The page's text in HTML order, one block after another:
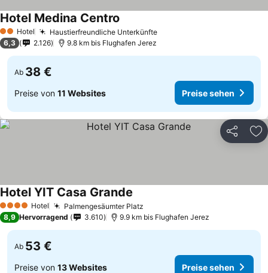
2 Sterne
Hotel Haustierfreundliche Unterkünfte
Hotel Medina Centro
6,3 2.126 9.8 km bis Flughafen Jerez
Ab 38 €
Preise von 11 Websites Preise sehen
Teilen
4 Sterne Hotel Palmengesäumter Platz
Hotel YIT Casa Grande
8,9 Hervorragend 3.610 9.9 km bis Flughafen Jerez
Ab 53 €
Preise von 13 Websites Preise sehen